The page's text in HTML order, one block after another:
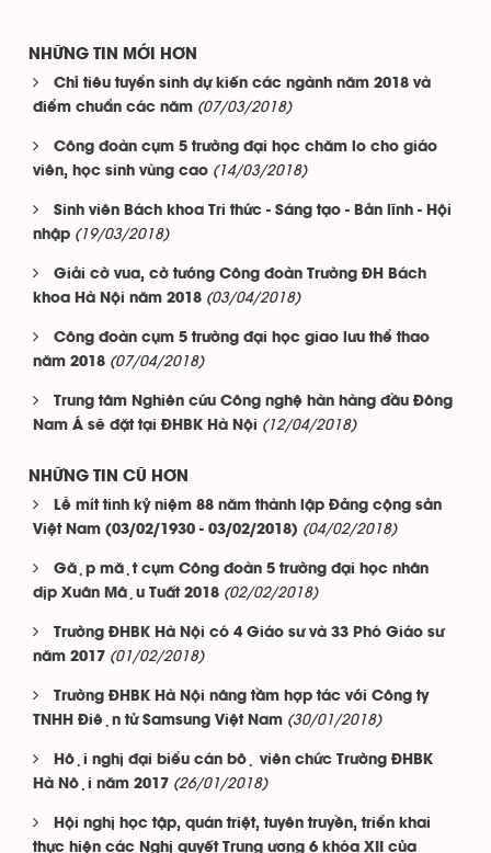
NHỮNG TIN MỚI HƠN
Chỉ tiêu tuyển sinh dự kiến các ngành năm 2018 và
điểm chuẩn các năm (07/03/2018)
Công đoàn cụm 5 trường đại học chăm lo cho giáo
viên, học sinh vùng cao (14/03/2018)
Sinh viên Bách khoa Tri thức - Sáng tạo - Bản lĩnh - Hội
nhập (19/03/2018)
Giải cờ vua, cờ tướng Công đoàn Trường ĐH Bách
khoa Hà Nội năm 2018 (03/04/2018)
Công đoàn cụm 5 trường đại học giao lưu thể thao
năm 2018 (07/04/2018)
Trung tâm Nghiên cứu Công nghệ hàn hàng đầu Đông
Nam Á sẽ đặt tại ĐHBK Hà Nội (12/04/2018)
NHỮNG TIN CŨ HƠN
Lễ mít tinh kỷ niệm 88 năm thành lập Đảng cộng sản
Việt Nam (03/02/1930 - 03/02/2018) (04/02/2018)
Gặp mặt cụm Công đoàn 5 trường đại học nhân
dịp Xuân Mậu Tuất 2018 (02/02/2018)
Trường ĐHBK Hà Nội có 4 Giáo sư và 33 Phó Giáo sư
năm 2017 (01/02/2018)
Trường ĐHBK Hà Nội nâng tầm hợp tác với Công ty
TNHH Điện tử Samsung Việt Nam (30/01/2018)
Hội nghị đại biểu cán bộ viên chức Trường ĐHBK
Hà Nội năm 2017 (26/01/2018)
Hội nghị học tập, quán triệt, tuyên truyền, triển khai
thực hiện các Nghị quyết Trung ương 6 khóa XII của